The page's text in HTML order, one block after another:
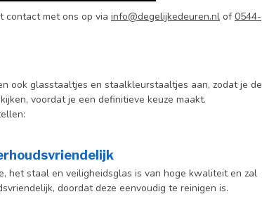
contact met ons op via info@degelijkedeuren.nl of0544-
ook glasstaaltjes en staalkleurstaaltjes aan, zodat je de
voordat je een definitieve keuze maakt.
het staal en veiligheidsglas is van hoge kwaliteit en zal
doordat deze eenvoudig te reinigen is.